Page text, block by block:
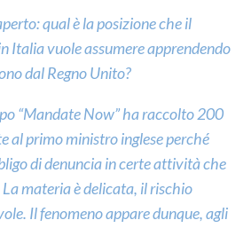
qual è la posizione che il
Italia vuole assumere apprendendo
dal Regno Unito?
“Mandate Now” ha raccolto 200
al primo ministro inglese perché
di denuncia in certe attività che
materia è delicata, il rischio
Il fenomeno appare dunque, agli